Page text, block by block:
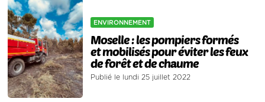
ENVIRONNEMENT
Moselle : les pompiers formés
et mobilisés pour éviter les feux
de forêt et de chaume
Publié le lundi 25 juillet 2022